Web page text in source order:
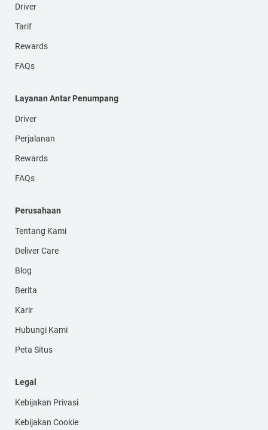
Driver
Tarif
Rewards
FAQs
Layanan Antar Penumpang
Driver
Perjalanan
Rewards
FAQs
Perusahaan
Tentang Kami
Deliver Care
Blog
Berita
Karir
Hubungi Kami
Peta Situs
Legal
Kebijakan Privasi
Kebijakan Cookie